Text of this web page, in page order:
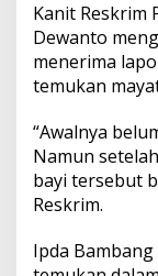
Kanit Reskrim
Dewanto
menerima
temukan
“Awalnya
Namun
bayi tersebut
Reskrim.
Ipda